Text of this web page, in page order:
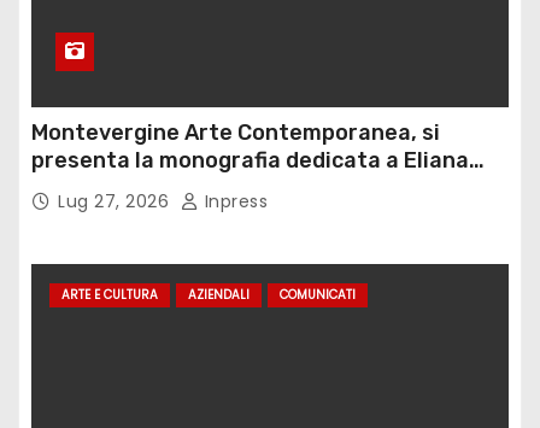
Montevergine Arte Contemporanea, si
presenta la monografia dedicata a Eliana
Adorno
Lug 27, 2026 Inpress
ARTE E CULTURA AZIENDALI COMUNICATI